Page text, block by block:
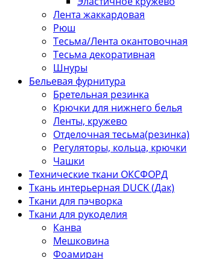
Лента жаккардовая
Рюш
Тесьма/Лента окантовочная
Тесьма декоративная
Шнуры
Бельевая фурнитура
Бретельная резинка
Крючки для нижнего белья
Ленты, кружево
Отделочная тесьма(резинка)
Регуляторы, кольца, крючки
Чашки
Технические ткани ОКСФОРД
Ткань интерьерная DUCK (Дак)
Ткани для пэчворка
Ткани для рукоделия
Канва
Мешковина
Фоамиран